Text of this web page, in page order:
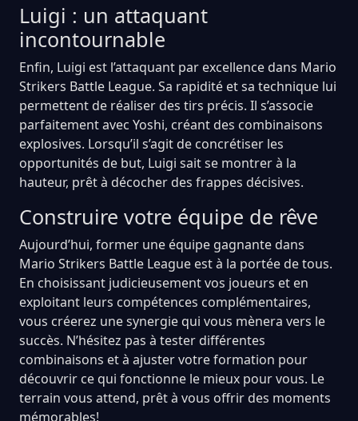
Luigi : un attaquant
incontournable
Enfin, Luigi est l’attaquant par excellence dans Mario
Strikers Battle League. Sa rapidité et sa technique lui
permettent de réaliser des tirs précis. Il s’associe
parfaitement avec Yoshi, créant des combinaisons
explosives. Lorsqu’il s’agit de concrétiser les
opportunités de but, Luigi sait se montrer à la
hauteur, prêt à décocher des frappes décisives.
Construire votre équipe de rêve
Aujourd’hui, former une équipe gagnante dans
Mario Strikers Battle League est à la portée de tous.
En choisissant judicieusement vos joueurs et en
exploitant leurs compétences complémentaires,
vous créerez une synergie qui vous mènera vers le
succès. N’hésitez pas à tester différentes
combinaisons et à ajuster votre formation pour
découvrir ce qui fonctionne le mieux pour vous. Le
terrain vous attend, prêt à vous offrir des moments
mémorables!